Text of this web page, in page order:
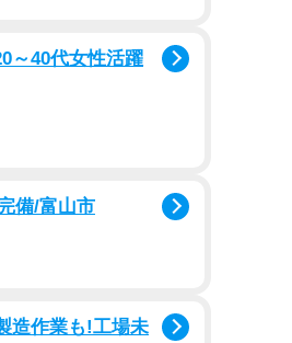
～40代女性活躍
備/富山市
造作業も!工場未